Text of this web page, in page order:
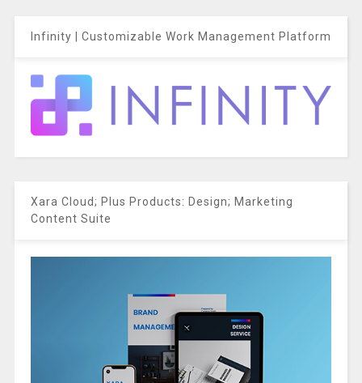
Infinity | Customizable Work Management Platform
Xara Cloud; Plus Products: Design; Marketing
Content Suite